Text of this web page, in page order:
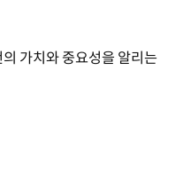
가치와 중요성을 알리는